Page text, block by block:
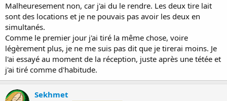
Malheuresement non, car j'ai du le rendre. Les deux tire lait
sont des locations et je ne pouvais pas avoir les deux en
simultanés.
Comme le premier jour j'ai tiré la même chose, voire
légèrement plus, je ne me suis pas dit que je tirerai moins. Je
l'ai essayé au moment de la réception, juste après une tétée et
j'ai tiré comme d'habitude.
Sekhmet